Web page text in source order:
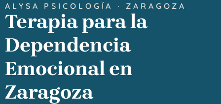
ALYSA PSICOLOGÍA · ZARAGOZA
Terapia para la
Dependencia
Emocional en
Zaragoza